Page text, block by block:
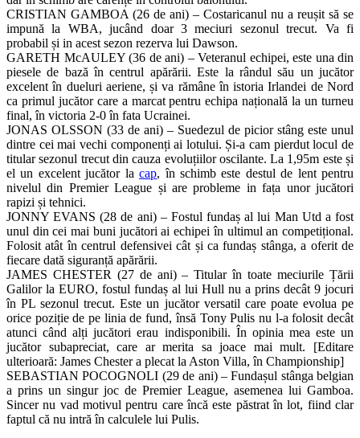
CRISTIAN GAMBOA (26 de ani) – Costaricanul nu a reușit să se
impună la WBA, jucând doar 3 meciuri sezonul trecut. Va fi
probabil și in acest sezon rezerva lui Dawson.
GARETH McAULEY (36 de ani) – Veteranul echipei, este una din
piesele de bază în centrul apărării. Este la rândul său un jucător
excelent în dueluri aeriene, și va rămâne în istoria Irlandei de Nord
ca primul jucător care a marcat pentru echipa națională la un turneu
final, în victoria 2-0 în fata Ucrainei.
JONAS OLSSON (33 de ani) – Suedezul de picior stâng este unul
dintre cei mai vechi componenți ai lotului. Și-a cam pierdut locul de
titular sezonul trecut din cauza evoluțiilor oscilante. La 1,95m este și
el un excelent jucător lacap, în schimb este destul de lent pentru
nivelul din Premier League și are probleme in fața unor jucători
rapizi și tehnici.
JONNY EVANS (28 de ani) – Fostul fundaș al lui Man Utd a fost
unul din cei mai buni jucători ai echipei în ultimul an competițional.
Folosit atât în centrul defensivei cât și ca fundaș stânga, a oferit de
fiecare dată siguranță apărării.
JAMES CHESTER (27 de ani) – Titular în toate meciurile Țării
Galilor la EURO, fostul fundaș al lui Hull nu a prins decât 9 jocuri
în PL sezonul trecut. Este un jucător versatil care poate evolua pe
orice poziție de pe linia de fund, însă Tony Pulis nu l-a folosit decât
atunci când alți jucători erau indisponibili. În opinia mea este un
jucător subapreciat, care ar merita sa joace mai mult. [Editare
ulterioară: James Chester a plecat la Aston Villa, în Championship]
SEBASTIAN POCOGNOLI (29 de ani) – Fundașul stânga belgian
a prins un singur joc de Premier League, asemenea lui Gamboa.
Sincer nu vad motivul pentru care încă este păstrat în lot, fiind clar
faptul că nu intră în calculele lui Pulis.